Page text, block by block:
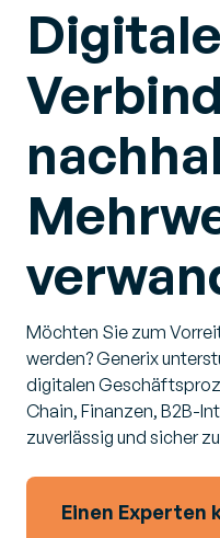
Digitale
Möchten Sie zum
werden? Generix
digitalen
Chain, Finanzen, B2B-
zuverlässig und sicher
Einen Experten